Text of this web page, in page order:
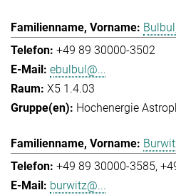
+49 89 30000-3502
ebulbul@...
X5 1.4.03
Hochenergie
+49 89 30000-3585
burwitz@...